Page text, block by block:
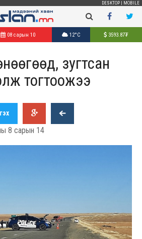
DESKTOP MOBILE
08 сарын 10 12°C 3593.87₮
зугтсан
тогтоожээ
8 сарын 14